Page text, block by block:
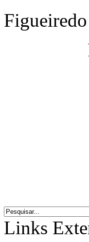
Links